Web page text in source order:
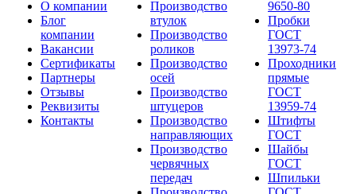
О компании
Блог
компании
Вакансии
Сертификаты
Партнеры
Отзывы
Реквизиты
Контакты
Производство
втулок
Производство
роликов
Производство
осей
Производство
штуцеров
Производство
направляющих
Производство
червячных
передач
9650-80
Пробки
ГОСТ
13973-74
Проходники
прямые
ГОСТ
13959-74
Штифты
ГОСТ
Шайбы
ГОСТ
Шпильки